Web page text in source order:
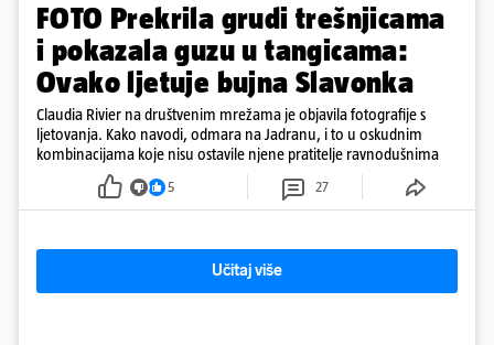
FOTO Prekrila grudi trešnjicama
i pokazala guzu u tangicama:
Ovako ljetuje bujna Slavonka
Claudia Rivier na društvenim mrežama je objavila fotografije s
ljetovanja. Kako navodi, odmara na Jadranu, i to u oskudnim
kombinacijama koje nisu ostavile njene pratitelje ravnodušnima
5 27
Učitaj više